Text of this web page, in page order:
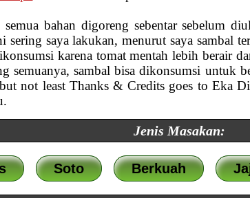
bahan digoreng sebentar sebelum
sering saya lakukan, menurut saya sambal
karena tomat mentah lebih berair
semuanya, sambal bisa dikonsumsi untuk
not least Thanks & Credits goes to Eka
Jenis Masakan:
Soto Berkuah